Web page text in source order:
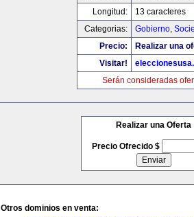
Longitud:
13 caracteres
Categorias:
Gobierno,
Precio:
Realizar una
Visitar!
Serán consideradas
Realizar una Oferta
Precio Ofrecido $
Otros dominios en venta: